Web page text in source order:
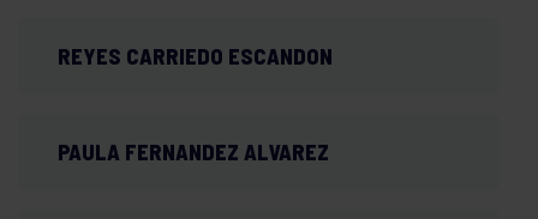
REYES CARRIEDO ESCANDON
PAULA FERNANDEZ ALVAREZ